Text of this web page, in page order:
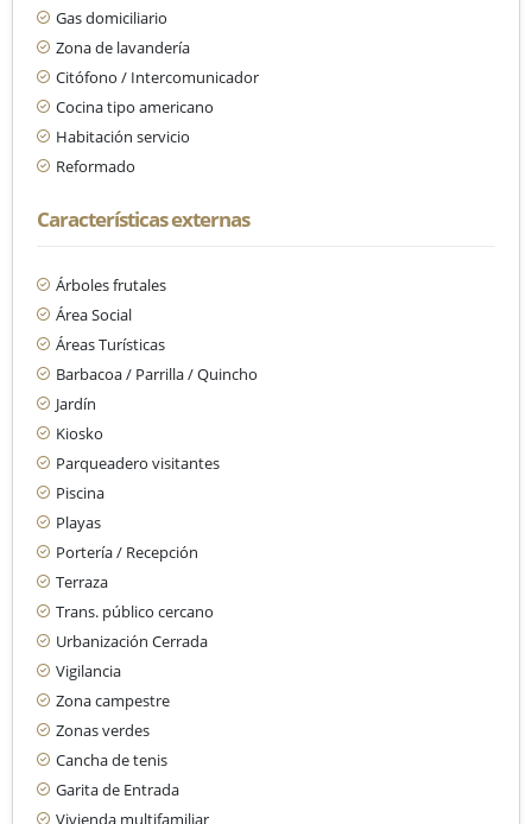
Gas domiciliario
Zona de lavandería
Citófono / Intercomunicador
Cocina tipo americano
Habitación servicio
Reformado
Características externas
Árboles frutales
Área Social
Áreas Turísticas
Barbacoa / Parrilla / Quincho
Jardín
Kiosko
Parqueadero visitantes
Piscina
Playas
Portería / Recepción
Terraza
Trans. público cercano
Urbanización Cerrada
Vigilancia
Zona campestre
Zonas verdes
Cancha de tenis
Garita de Entrada
Vivienda multifamiliar